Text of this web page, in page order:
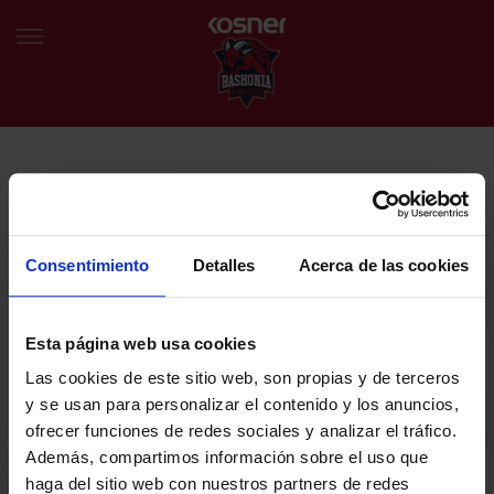
Consentimiento Detalles Acerca de las cookies
Esta página web usa cookies
Las cookies de este sitio web, son propias y de terceros
y se usan para personalizar el contenido y los anuncios,
ofrecer funciones de redes sociales y analizar el tráfico.
Además, compartimos información sobre el uso que
haga del sitio web con nuestros partners de redes
BERRIAK
SARRERAK
ABONATUAK
EGUTEGIA
Egin bat gure harmaila birtualarekin eta izan lehena klubaren
azken albiste eta promozioen berri izaten.
Baskoniaren Pribatutasun politika irakurri eta onartzen dut eta
Baskoniaren jarduerei, produktuei, zerbitzuei, lehiaketei, eskaintzei
eta/edo sustapenei buruzko komunikazio elektronikoak jaso nahi ditut.
DENDA OFIZIALA BASKONIA
SARRERAK